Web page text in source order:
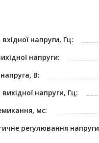
напруги, Гц:
напруги:
В:
напруги, Гц:
мс:
регулювання напруги